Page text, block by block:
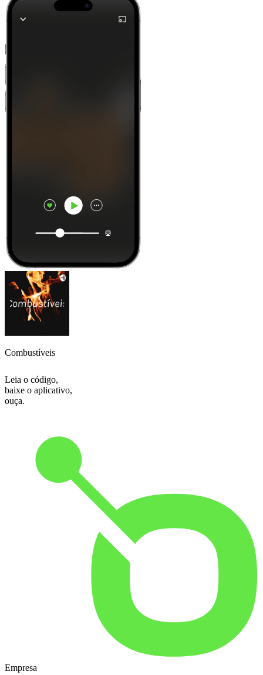
Combustíveis
Leia o código,
baixe o aplicativo,
ouça.
Empresa